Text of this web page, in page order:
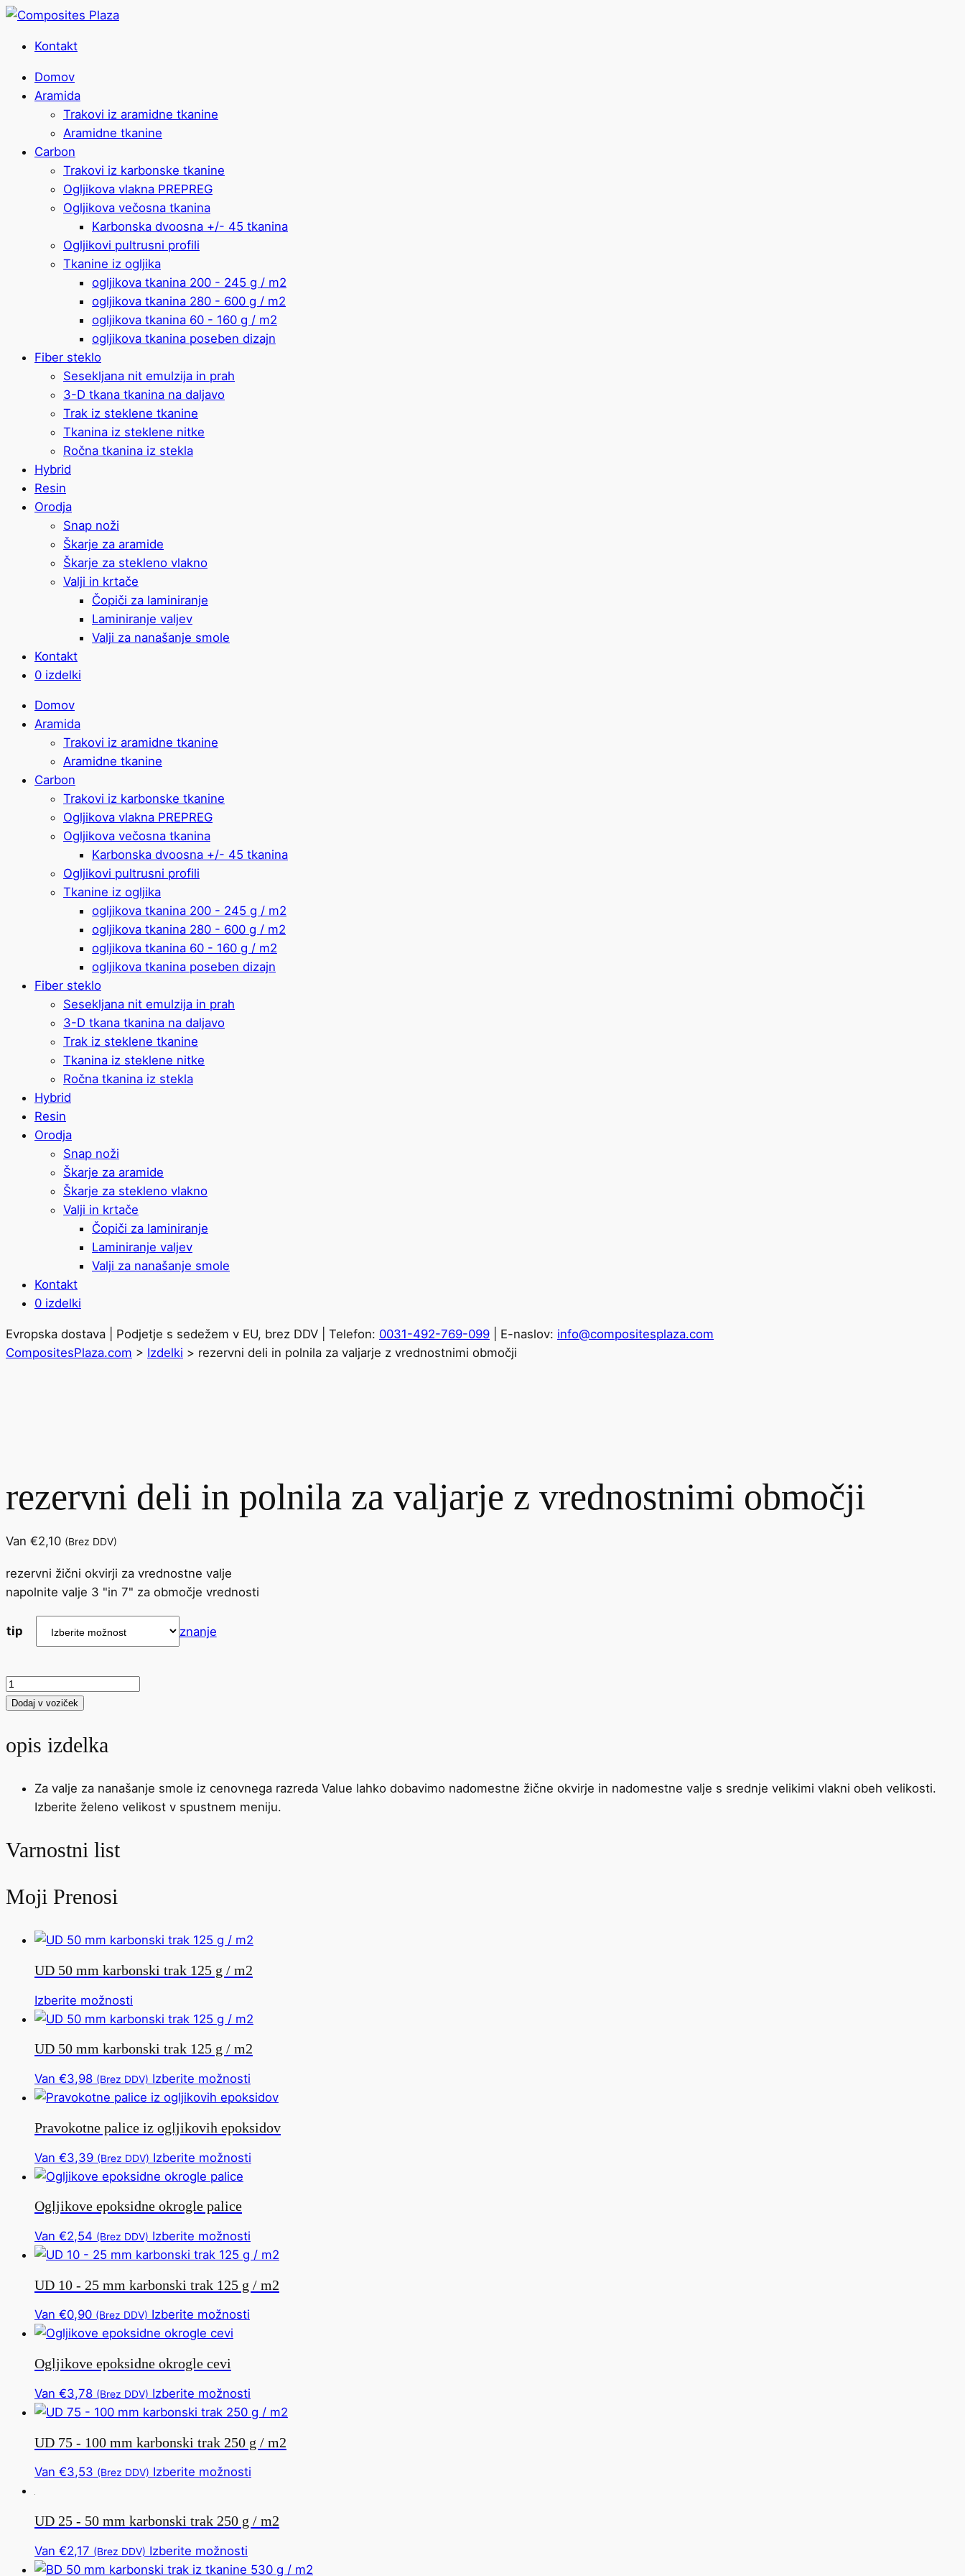
Kontakt
Domov
Aramida
Trakovi iz aramidne tkanine
Aramidne tkanine
Carbon
Trakovi iz karbonske tkanine
Ogljikova vlakna PREPREG
Ogljikova večosna tkanina
Karbonska dvoosna +/- 45 tkanina
Ogljikovi pultrusni profili
Tkanine iz ogljika
ogljikova tkanina 200 - 245 g / m2
ogljikova tkanina 280 - 600 g / m2
ogljikova tkanina 60 - 160 g / m2
ogljikova tkanina poseben dizajn
Fiber steklo
Sesekljana nit emulzija in prah
3-D tkana tkanina na daljavo
Trak iz steklene tkanine
Tkanina iz steklene nitke
Ročna tkanina iz stekla
Hybrid
Resin
Orodja
Snap noži
Škarje za aramide
Škarje za stekleno vlakno
Valji in krtače
Čopiči za laminiranje
Laminiranje valjev
Valji za nanašanje smole
Kontakt
0 izdelki
Domov
Aramida
Trakovi iz aramidne tkanine
Aramidne tkanine
Carbon
Trakovi iz karbonske tkanine
Ogljikova vlakna PREPREG
Ogljikova večosna tkanina
Karbonska dvoosna +/- 45 tkanina
Ogljikovi pultrusni profili
Tkanine iz ogljika
ogljikova tkanina 200 - 245 g / m2
ogljikova tkanina 280 - 600 g / m2
ogljikova tkanina 60 - 160 g / m2
ogljikova tkanina poseben dizajn
Fiber steklo
Sesekljana nit emulzija in prah
3-D tkana tkanina na daljavo
Trak iz steklene tkanine
Tkanina iz steklene nitke
Ročna tkanina iz stekla
Hybrid
Resin
Orodja
Snap noži
Škarje za aramide
Škarje za stekleno vlakno
Valji in krtače
Čopiči za laminiranje
Laminiranje valjev
Valji za nanašanje smole
Kontakt
0 izdelki
Evropska dostava | Podjetje s sedežem v EU, brez DDV | Telefon: 0031-492-769-099 | E-naslov: info@compositesplaza.com
CompositesPlaza.com > Izdelki > rezervni deli in polnila za valjarje z vrednostnimi območji
rezervni deli in polnila za valjarje z vrednostnimi območji
Van €2,10 (Brez DDV)
rezervni žični okvirji za vrednostne valje
napolnite valje 3 "in 7" za območje vrednosti
tip znanje
rezervni
deli
polnila
za
razpona
vrednosti
Dodaj v voziček
opis izdelka
Za valje za nanašanje smole iz cenovnega razreda Value lahko dobavimo nadomestne žične okvirje in nadomestne valje s srednje velikimi vlakni obeh velikosti.
Izberite želeno velikost v spustnem meniju.
Varnostni list
Moji Prenosi
UD 50 mm karbonski trak 125 g / m2
Izberite možnosti
izdelek
več
različic.
To
lahko
na
strani
izdelka
UD 50 mm karbonski trak 125 g / m2
Van €3,98 (Brez DDV) Izberite možnosti
izdelek
več
različic.
na
strani
izdelka
Pravokotne palice iz ogljikovih epoksidov
Van €3,39 (Brez DDV) Izberite možnosti
To
lahko
Ogljikove epoksidne okrogle palice
Van €2,54 (Brez DDV) Izberite možnosti
izdelek
več
na
strani
izdelka
UD 10 - 25 mm karbonski trak 125 g / m2
Van €0,90 (Brez DDV) Izberite možnosti
različic.
To
lahko
izberete
na
izdelka
Ogljikove epoksidne okrogle cevi
Van €3,78 (Brez DDV) Izberite možnosti
izdelek
več
različic.
lahko
UD 75 - 100 mm karbonski trak 250 g / m2
Van €3,53 (Brez DDV) Izberite možnosti
več
To
UD 25 - 50 mm karbonski trak 250 g / m2
Van €2,17 (Brez DDV) Izberite možnosti
izdelek